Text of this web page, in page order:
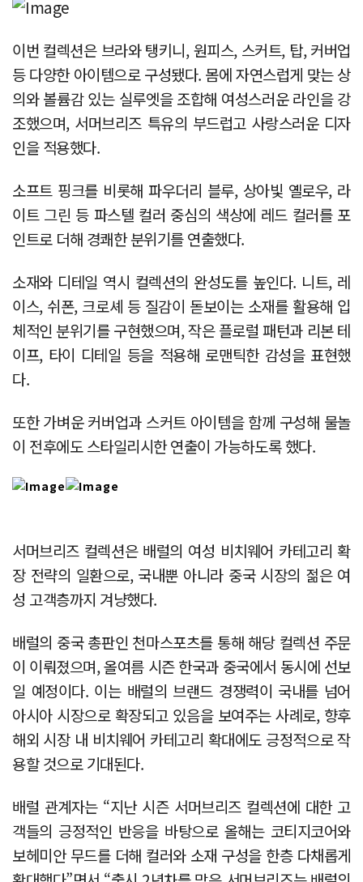
이번 컬렉션은 브라와 탱키니, 원피스, 스커트, 탑, 커버업
등 다양한 아이템으로 구성됐다. 몸에 자연스럽게 맞는 상
의와 볼륨감 있는 실루엣을 조합해 여성스러운 라인을 강
조했으며, 서머브리즈 특유의 부드럽고 사랑스러운 디자
인을 적용했다.
소프트 핑크를 비롯해 파우더리 블루, 상아빛 옐로우, 라
이트 그린 등 파스텔 컬러 중심의 색상에 레드 컬러를 포
인트로 더해 경쾌한 분위기를 연출했다.
소재와 디테일 역시 컬렉션의 완성도를 높인다. 니트, 레
이스, 쉬폰, 크로셰 등 질감이 돋보이는 소재를 활용해 입
체적인 분위기를 구현했으며, 작은 플로럴 패턴과 리본 테
이프, 타이 디테일 등을 적용해 로맨틱한 감성을 표현했
다.
또한 가벼운 커버업과 스커트 아이템을 함께 구성해 물놀
이 전후에도 스타일리시한 연출이 가능하도록 했다.
서머브리즈 컬렉션은 배럴의 여성 비치웨어 카테고리 확
장 전략의 일환으로, 국내뿐 아니라 중국 시장의 젊은 여
성 고객층까지 겨냥했다.
배럴의 중국 총판인 천마스포츠를 통해 해당 컬렉션 주문
이 이뤄졌으며, 올여름 시즌 한국과 중국에서 동시에 선보
일 예정이다. 이는 배럴의 브랜드 경쟁력이 국내를 넘어
아시아 시장으로 확장되고 있음을 보여주는 사례로, 향후
해외 시장 내 비치웨어 카테고리 확대에도 긍정적으로 작
용할 것으로 기대된다.
배럴 관계자는 “지난 시즌 서머브리즈 컬렉션에 대한 고
객들의 긍정적인 반응을 바탕으로 올해는 코티지코어와
보헤미안 무드를 더해 컬러와 소재 구성을 한층 다채롭게